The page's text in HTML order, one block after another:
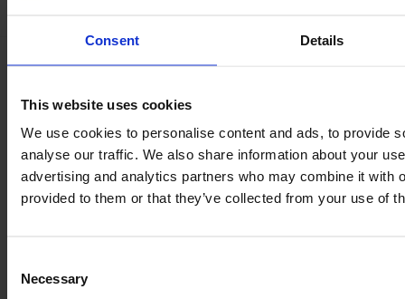
Consent Details
This website uses cookies
We use cookies to personalise content and ads, to provide
analyse our traffic. We also share information about your
advertising and analytics partners who may combine it with
provided to them or that they’ve collected from your use of
Selection
Necessary
Achetez en toute confiance grâce
à notre inspect
Obtenez l’historique complet du véhicule : son état
précis, de nombreuses photos et vidéos de ses pièces
ainsi que de la machine en fonctionnement.
future machine chez le concessionnaire.